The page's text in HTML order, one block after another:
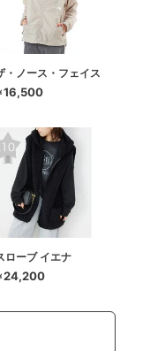
・ノース・フェイス
16,500
ローブ イエナ
24,200